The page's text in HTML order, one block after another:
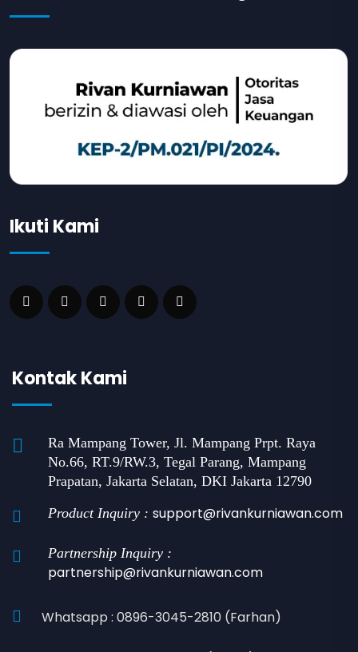
Ikuti Kami
Kontak Kami
Ra Mampang Tower, Jl. Mampang Prpt. Raya
No.66, RT.9/RW.3, Tegal Parang, Mampang
Prapatan, Jakarta Selatan, DKI Jakarta 12790
Product Inquiry : support@rivankurniawan.com
Partnership Inquiry :
partnership@rivankurniawan.com
Whatsapp : 0896-3045-2810 (Farhan)